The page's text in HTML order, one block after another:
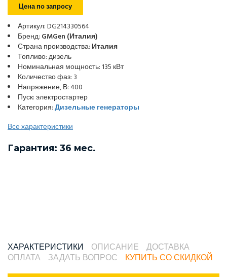
Цена по запросу
Артикул: DG214330564
Бренд: GMGen (Италия)
Страна производства: Италия
Топливо: дизель
Номинальная мощность: 135 кВт
Количество фаз: 3
Напряжение, В: 400
Пуск: электростартер
Категория:Дизельные генераторы
Все характеристики
Гарантия: 36 мес.
ХАРАКТЕРИСТИКИ ОПИСАНИЕ
ДОСТАВКА
ОПЛАТА
ЗАДАТЬ ВОПРОС КУПИТЬ СО СКИДКОЙ